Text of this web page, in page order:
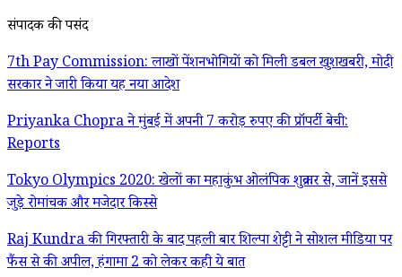
संपादक की पसंद
7th Pay Commission: लाखों पेंशनभोगियों को मिली डबल खुशखबरी, मोदी
सरकार ने जारी किया यह नया आदेश
Priyanka Chopra ने मुंबई में अपनी 7 करोड़ रुपए की प्रॉपर्टी बेची:
Reports
Tokyo Olympics 2020: खेलों का महाकुंभ ओलंपिक शुक्रवार से, जानें इससे
जुड़े रोमांचक और मजेदार किस्से
Raj Kundra की गिरफ्तारी के बाद पहली बार शिल्पा शेट्टी ने सोशल मीडिया पर
फैंस से की अपील, हंगामा 2 को लेकर कही ये बात